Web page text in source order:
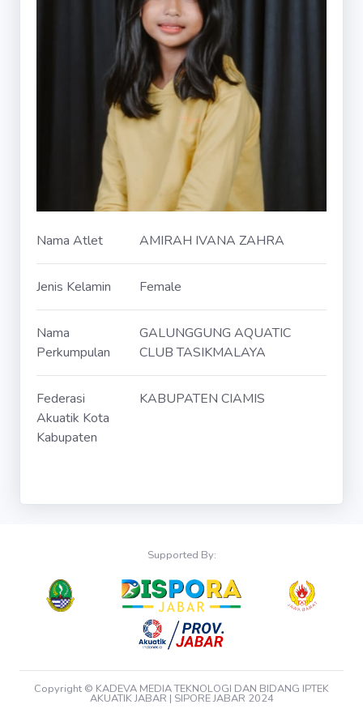
Nama Atlet AMIRAH IVANA ZAHRA
Jenis Kelamin Female
Nama
Perkumpulan
GALUNGGUNG AQUATIC
CLUB TASIKMALAYA
Federasi
Akuatik Kota
Kabupaten
KABUPATEN CIAMIS
Supported By:
Copyright © KADEVA MEDIA TEKNOLOGI DAN BIDANG IPTEK
AKUATIK JABAR | SIPORE JABAR 2024